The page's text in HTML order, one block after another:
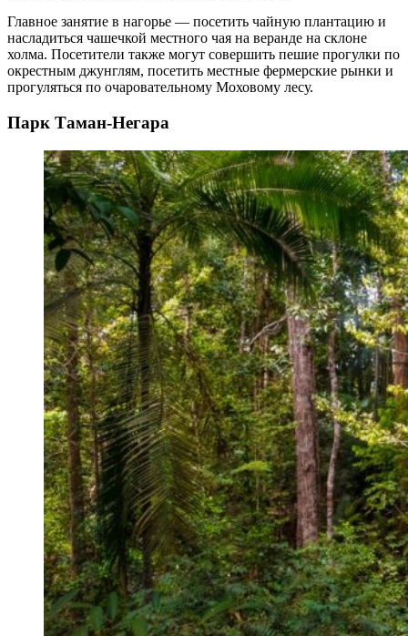
Главное занятие в нагорье — посетить чайную плантацию и
насладиться чашечкой местного чая на веранде на склоне
холма. Посетители также могут совершить пешие прогулки по
окрестным джунглям, посетить местные фермерские рынки и
прогуляться по очаровательному Моховому лесу.
Парк Таман-Негара